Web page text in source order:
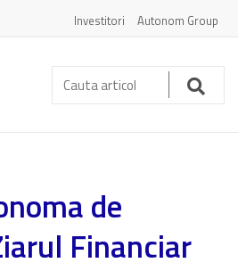
Investitori Autonom Group
Cauta
articol:
de
Financiar